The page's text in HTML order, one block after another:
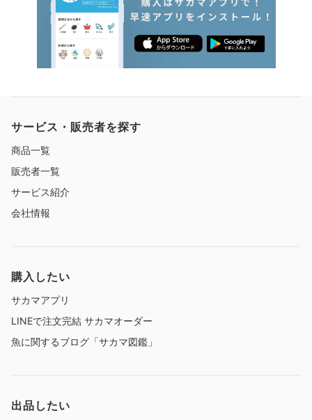
サービス・販売者を探す
商品一覧
販売者一覧
サービス紹介
会社情報
購入したい
サカマアプリ
LINEで注文完結 サカマオーダー
魚に関するブログ「サカマ図鑑」
出品したい